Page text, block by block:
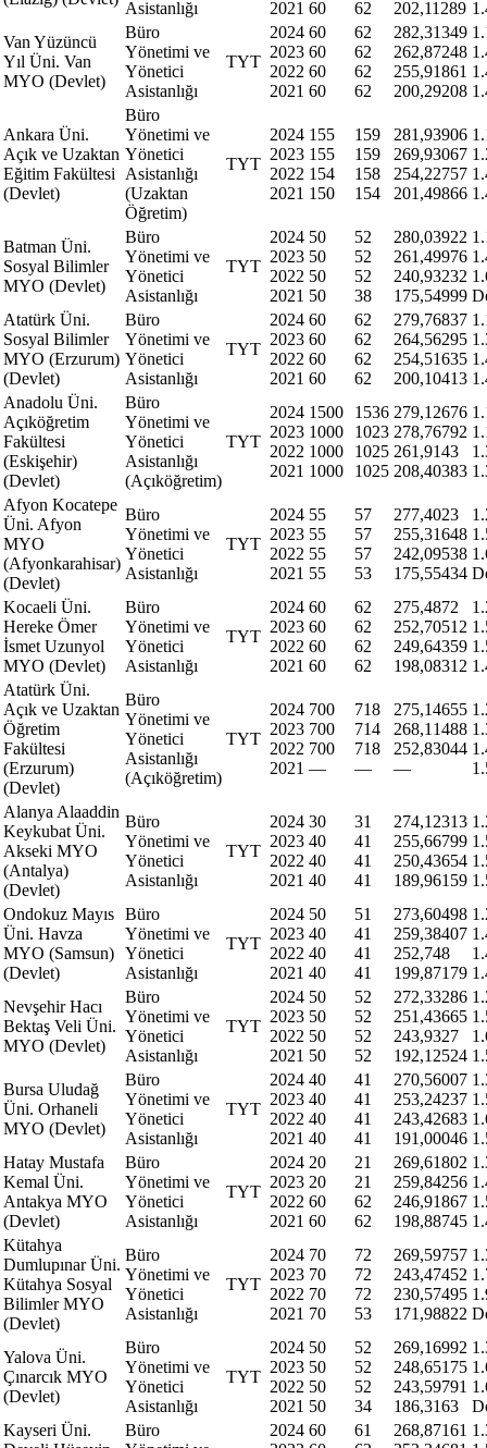
Asistanlığı
2021 60
62
202,11289
Van Yüzüncü
Yıl Üni. Van
MYO (Devlet)
Büro
Yönetimi ve
Yönetici
Asistanlığı
TYT
2024
2023
2022
2021
60
60
60
60
62
62
62
62
282,31349
262,87248
255,91861
200,29208
Ankara Üni.
Açık ve Uzaktan
Eğitim Fakültesi
(Devlet)
Büro
Yönetimi ve
Yönetici
Asistanlığı
(Uzaktan
Öğretim)
TYT
2024
2023
2022
2021
155
155
154
150
159
159
158
154
281,93906
269,93067
254,22757
201,49866
Batman Üni.
Sosyal Bilimler
MYO (Devlet)
Büro
Yönetimi ve
Yönetici
Asistanlığı
TYT
2024
2023
2022
2021
50
50
50
50
52
52
52
38
280,03922
261,49976
240,93232
175,54999
Atatürk Üni.
Sosyal Bilimler
MYO (Erzurum)
(Devlet)
Büro
Yönetimi ve
Yönetici
Asistanlığı
TYT
2024
2023
2022
2021
60
60
60
60
62
62
62
62
279,76837
264,56295
254,51635
200,10413
Anadolu Üni.
Açıköğretim
Fakültesi
(Eskişehir)
(Devlet)
Büro
Yönetimi ve
Yönetici
Asistanlığı
(Açıköğretim)
TYT
2024
2023
2022
2021
1500
1000
1000
1000
1536
1023
1025
1025
279,12676
278,76792
261,9143
208,40383
Afyon Kocatepe
Üni. Afyon
MYO
(Afyonkarahisar)
(Devlet)
Büro
Yönetimi ve
Yönetici
Asistanlığı
TYT
2024
2023
2022
2021
55
55
55
55
57
57
57
53
277,4023
255,31648
242,09538
175,55434
Kocaeli Üni.
Hereke Ömer
İsmet Uzunyol
MYO (Devlet)
Büro
Yönetimi ve
Yönetici
Asistanlığı
TYT
2024
2023
2022
2021
60
60
60
60
62
62
62
62
275,4872
252,70512
249,64359
198,08312
Atatürk Üni.
Açık ve Uzaktan
Öğretim
Fakültesi
(Erzurum)
(Devlet)
Büro
Yönetimi ve
Yönetici
Asistanlığı
(Açıköğretim)
TYT
2024
2023
2022
2021
700
700
700
—
718
714
718
—
275,14655
268,11488
252,83044
—
Alanya Alaaddin
Keykubat Üni.
Akseki MYO
(Antalya)
(Devlet)
Büro
Yönetimi ve
Yönetici
Asistanlığı
TYT
2024
2023
2022
2021
30
40
40
40
31
41
41
41
274,12313
255,66799
250,43654
189,96159
Ondokuz Mayıs
Üni. Havza
MYO (Samsun)
(Devlet)
Büro
Yönetimi ve
Yönetici
Asistanlığı
TYT
2024
2023
2022
2021
50
40
40
40
51
41
41
41
273,60498
259,38407
252,748
199,87179
Nevşehir Hacı
Bektaş Veli Üni.
MYO (Devlet)
Büro
Yönetimi ve
Yönetici
Asistanlığı
TYT
2024
2023
2022
2021
50
50
50
50
52
52
52
52
272,33286
251,43665
243,9327
192,12524
Bursa Uludağ
Üni. Orhaneli
MYO (Devlet)
Büro
Yönetimi ve
Yönetici
Asistanlığı
TYT
2024
2023
2022
2021
40
40
40
40
41
41
41
41
270,56007
253,24237
243,42683
191,00046
Hatay Mustafa
Kemal Üni.
Antakya MYO
(Devlet)
Büro
Yönetimi ve
Yönetici
Asistanlığı
TYT
2024
2023
2022
2021
20
20
60
60
21
21
62
62
269,61802
259,84256
246,91867
198,88745
Kütahya
Dumlupınar Üni.
Kütahya Sosyal
Bilimler MYO
(Devlet)
Büro
Yönetimi ve
Yönetici
Asistanlığı
TYT
2024
2023
2022
2021
70
70
70
70
72
72
72
53
269,59757
243,47452
230,57495
171,98822
Yalova Üni.
Çınarcık MYO
(Devlet)
Büro
Yönetimi ve
Yönetici
Asistanlığı
TYT
2024
2023
2022
2021
50
50
50
50
52
52
52
34
269,16992
248,65175
243,59791
186,3163
Kayseri Üni.
Büro
2024 60
61
268,87161